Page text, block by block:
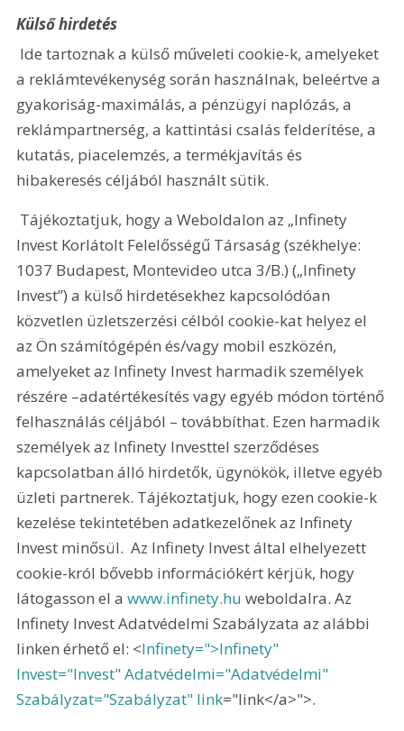
Külső hirdetés
Ide tartoznak a külső műveleti cookie-k, amelyeket
a reklámtevékenység során használnak, beleértve a
gyakoriság-maximálás, a pénzügyi naplózás, a
reklámpartnerség, a kattintási csalás felderítése, a
kutatás, piacelemzés, a termékjavítás és
hibakeresés céljából használt sütik.
Tájékoztatjuk, hogy a Weboldalon az „Infinety
Invest Korlátolt Felelősségű Társaság (székhelye:
1037 Budapest, Montevideo utca 3/B.) („Infinety
Invest”) a külső hirdetésekhez kapcsolódóan
közvetlen üzletszerzési célból cookie-kat helyez el
az Ön számítógépén és/vagy mobil eszközén,
amelyeket az Infinety Invest harmadik személyek
részére –adatértékesítés vagy egyéb módon történő
felhasználás céljából – továbbíthat. Ezen harmadik
személyek az Infinety Investtel szerződéses
kapcsolatban álló hirdetők, ügynökök, illetve egyéb
üzleti partnerek. Tájékoztatjuk, hogy ezen cookie-k
kezelése tekintetében adatkezelőnek az Infinety
Invest minősül.  Az Infinety Invest által elhelyezett
cookie-król bővebb információkért kérjük, hogy
látogasson el a www.infinety.hu weboldalra. Az
Infinety Invest Adatvédelmi Szabályzata az alábbi
linken érhető el: <Infinety=">Infinety"
Invest="Invest" Adatvédelmi="Adatvédelmi"
Szabályzat="Szabályzat" link="link</a>">.